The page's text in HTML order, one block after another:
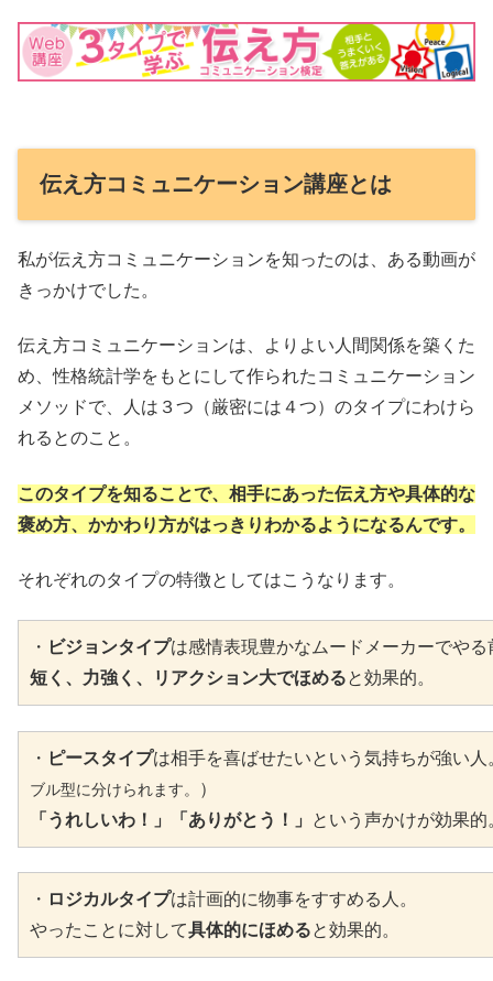
伝え方コミュニケーション講座とは
私が伝え方コミュニケーションを知ったのは、ある動画が
きっかけでした。
伝え方コミュニケーションは、よりよい人間関係を築くた
め、性格統計学をもとにして作られたコミュニケーション
メソッドで、人は３つ（厳密には４つ）のタイプにわけら
れるとのこと。
このタイプを知ることで、相手にあった伝え方や具体的な
褒め方、かかわり方がはっきりわかるようになるんです。
それぞれのタイプの特徴としてはこうなります。
・ ビジョンタイプは感情表現豊かなムードメーカーでや
短く、力強く、リアクション大でほめると効果的。
・ ピースタイプは相手を喜ばせたいという気持ちが強い人
ブル型に分けられます。
）
「うれしいわ！」「ありがとう！」
という声かけが効果的
・ ロジカルタイプは計画的に物事をすすめる人。
やったことに対して具体的にほめると効果的。